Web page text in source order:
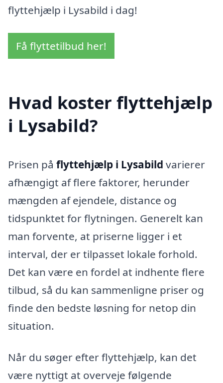
flyttehjælp i Lysabild i dag!
Få flyttetilbud her!
Hvad koster flyttehjælp
i Lysabild?
Prisen på flyttehjælp i Lysabild varierer
afhængigt af flere faktorer, herunder
mængden af ejendele, distance og
tidspunktet for flytningen. Generelt kan
man forvente, at priserne ligger i et
interval, der er tilpasset lokale forhold.
Det kan være en fordel at indhente flere
tilbud, så du kan sammenligne priser og
finde den bedste løsning for netop din
situation.
Når du søger efter flyttehjælp, kan det
være nyttigt at overveje følgende